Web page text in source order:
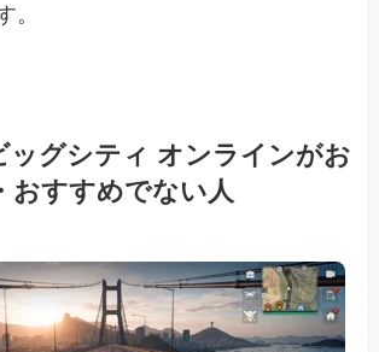
。
ッグシティ オンラインがお
おすすめでない人